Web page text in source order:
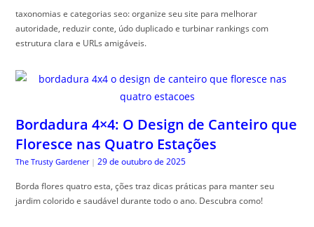
taxonomias e categorias seo: organize seu site para melhorar
autoridade, reduzir conte, údo duplicado e turbinar rankings com
estrutura clara e URLs amigáveis.
Bordadura 4×4: O Design de Canteiro que
Floresce nas Quatro Estações
The Trusty Gardener | 29 de outubro de 2025
Borda flores quatro esta, ções traz dicas práticas para manter seu
jardim colorido e saudável durante todo o ano. Descubra como!